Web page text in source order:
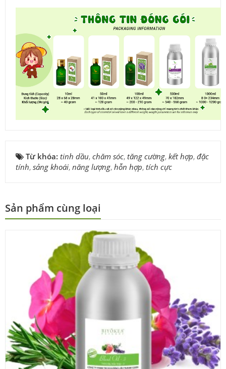
Từ khóa: tinh dầu, chăm sóc, tăng cường, kết hợp, đặc
tính, sảng khoái, năng lượng, hỗn hợp, tích cực
Sản phẩm cùng loại